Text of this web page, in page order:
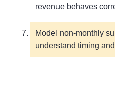
revenue behaves
Model non-monthly
understand timing